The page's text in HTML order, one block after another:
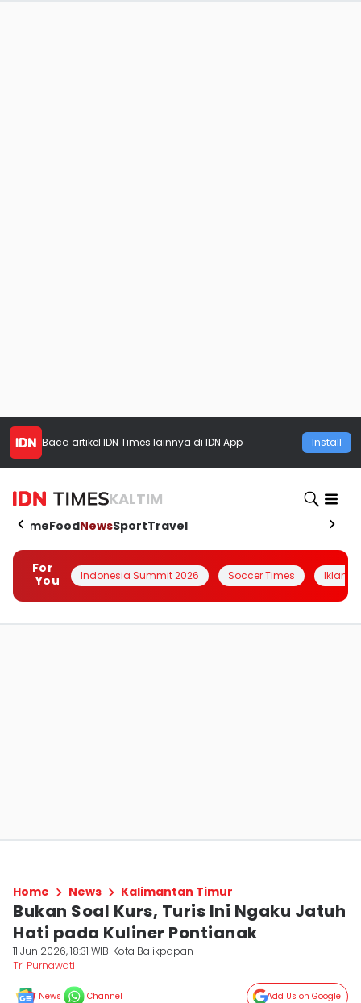
Baca artikel IDN Times lainnya di IDN App Install
KALTIM
HomeFoodNewsSportTravel
For
You
Indonesia Summit 2026 Soccer Times Iklanin
Home News Kalimantan Timur
Bukan Soal Kurs, Turis Ini Ngaku Jatuh
Hati pada Kuliner Pontianak
11 Jun 2026, 18:31 WIB Kota Balikpapan
Tri Purnawati
News Channel Add Us on Google